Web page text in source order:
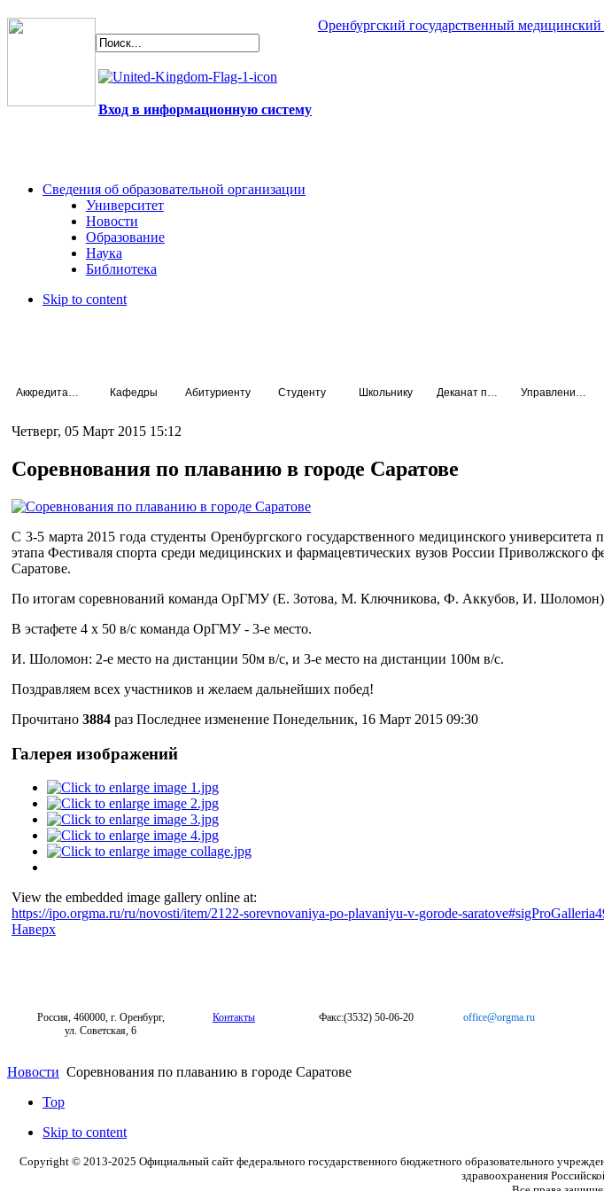
Оренбургский государственный медицинский
Вход в информационную систему
Сведения об образовательной организации
Университет
Новости
Образование
Наука
Библиотека
Skip to content
Кафедры Абитуриенту Студенту Школьнику
Четверг, 05 Март 2015 15:12
Соревнования по плаванию в городе Саратове
С 3-5 марта 2015 года студенты Оренбургского государственного медицинского
этапа Фестиваля спорта среди медицинских и фармацевтических вузов России Приволжского
Саратове.
По итогам соревнований команда ОрГМУ (Е. Зотова, М. Ключникова, Ф. Аккубов, И. Шоломон)
В эстафете 4 х 50 в/с команда ОрГМУ - 3-е место.
И. Шоломон: 2-е место на дистанции 50м в/с, и 3-е место на дистанции 100м в/с.
Поздравляем всех участников и желаем дальнейших побед!
Прочитано 3884 раз Последнее изменение Понедельник, 16 Март 2015 09:30
Галерея изображений
View the embedded image gallery online at:
https://ipo.orgma.ru/ru/novosti/item/2122-sorevnovaniya-po-plavaniyu-v-gorode-
Наверх
Россия, 460000, г. Оренбург,
ул. Советская, 6
Контакты Факс:(3532) 50-06-20 office@orgma.ru
Новости Соревнования по плаванию в городе Саратове
Top
Skip to content
Copyright © 2013-2025 Официальный сайт федерального государственного бюджетного образовательного
здравоохранения